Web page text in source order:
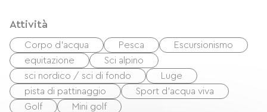
Attività
Corpo d'acqua Pesca
Escursionismo
equitazione
Sci alpino
sci nordico / sci di fondo
Luge
pista di pattinaggio
Sport d'acqua viva
Golf
Mini golf